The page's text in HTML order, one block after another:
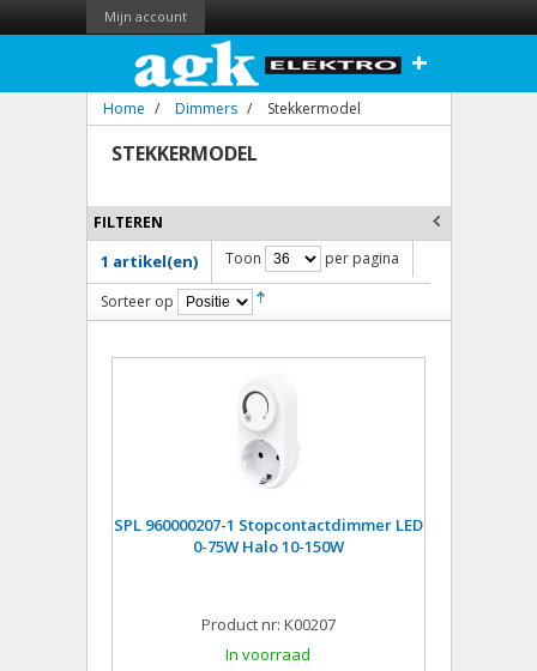
Mijn account
+
Home / Dimmers / Stekkermodel
STEKKERMODEL
FILTEREN
1 artikel(en) Toon per pagina
Sorteer op
SPL 960000207-1 Stopcontactdimmer LED
0-75W Halo 10-150W
Product nr: K00207
In voorraad